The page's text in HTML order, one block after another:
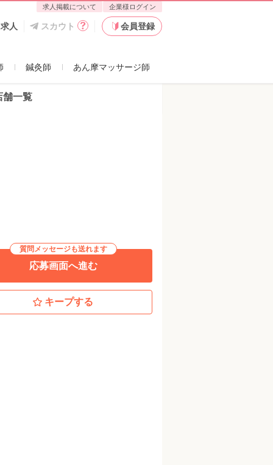
求人掲載について 企業様ログイン
人 スカウト 会員登録
鍼灸師 あん摩マッサージ師
舗一覧
質問メッセージも送れます
応募画面へ進む
キープする